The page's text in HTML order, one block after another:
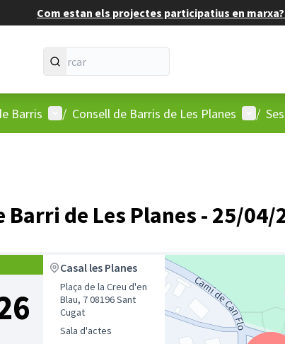
Com estan els projectes participatius en marxa?
Barris Menú d'usuari
/ Consell de Barris de Les Planes Menú
/
Barri de Les Planes - 25/04/
Casal les Planes
Plaça de la Creu d'en
Blau, 7 08196 Sant
Cugat
Sala d'actes